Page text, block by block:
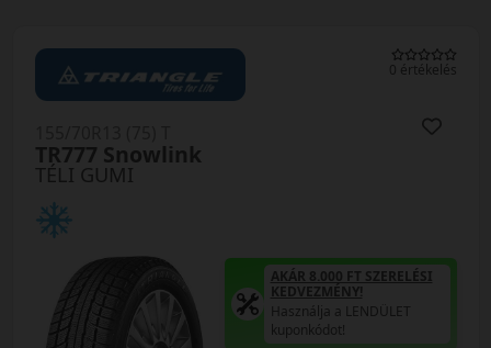
0 értékelés
TÉLI GUMI
TR777 Snowlink
AKÁR 8.000 FT SZERELÉSI
KEDVEZMÉNY!
Használja a LENDÜLET
kuponkódot!